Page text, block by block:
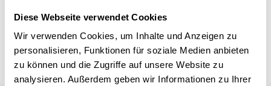
Diese Webseite verwendet Cookies
Wir verwenden Cookies, um Inhalte und Anzeigen zu
personalisieren, Funktionen für soziale Medien anbieten
zu können und die Zugriffe auf unsere Website zu
analysieren. Außerdem geben wir Informationen zu Ihrer
Kategorie: Gartenstühle und -sessel
Marke:Gastro Uzal
Teilen: